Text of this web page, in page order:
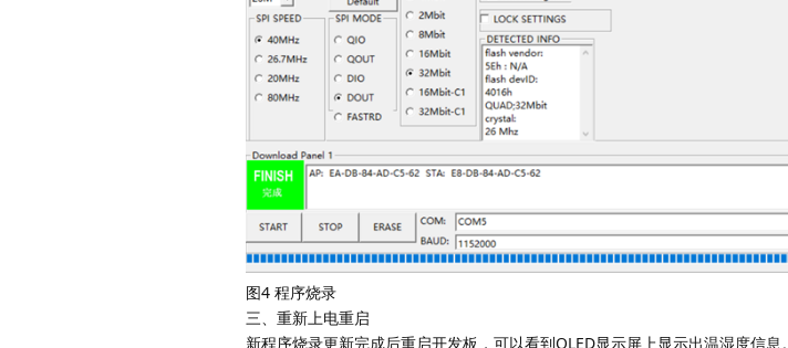
图4 程序烧录
三、重新上电重启
新程序烧录更新完成后重启开发板，可以看到OLED显示屏上显示出温湿度信息。